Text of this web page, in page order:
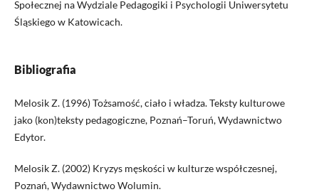
Społecznej na Wydziale Pedagogiki i Psychologii Uniwersytetu
Śląskiego w Katowicach.
Bibliografia
Melosik Z. (1996) Tożsamość, ciało i władza. Teksty kulturowe
jako (kon)teksty pedagogiczne, Poznań–Toruń, Wydawnictwo
Edytor.
Melosik Z. (2002) Kryzys męskości w kulturze współczesnej,
Poznań, Wydawnictwo Wolumin.